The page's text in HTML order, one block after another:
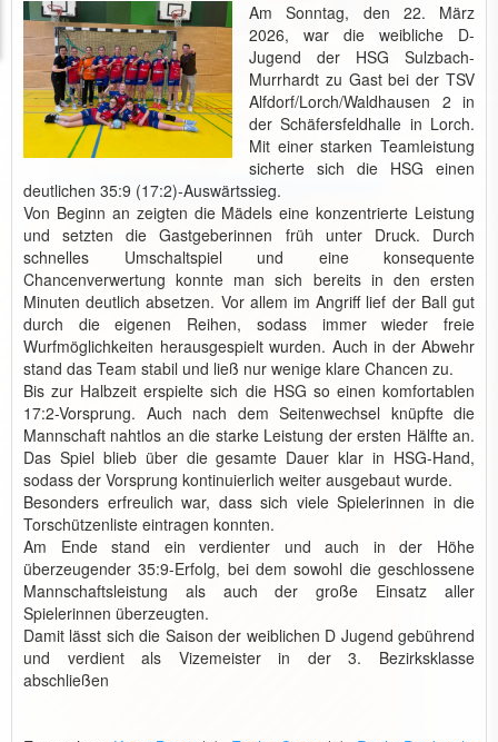
Am Sonntag, den 22. März
2026, war die weibliche D-
Jugend der HSG Sulzbach-
Murrhardt zu Gast bei der TSV
Alfdorf/Lorch/Waldhausen 2 in
der Schäfersfeldhalle in Lorch.
Mit einer starken Teamleistung
sicherte sich die HSG einen
deutlichen 35:9 (17:2)-Auswärtssieg.
Von Beginn an zeigten die Mädels eine konzentrierte Leistung
und setzten die Gastgeberinnen früh unter Druck. Durch
schnelles Umschaltspiel und eine konsequente
Chancenverwertung konnte man sich bereits in den ersten
Minuten deutlich absetzen. Vor allem im Angriff lief der Ball gut
durch die eigenen Reihen, sodass immer wieder freie
Wurfmöglichkeiten herausgespielt wurden. Auch in der Abwehr
stand das Team stabil und ließ nur wenige klare Chancen zu.
Bis zur Halbzeit erspielte sich die HSG so einen komfortablen
17:2-Vorsprung. Auch nach dem Seitenwechsel knüpfte die
Mannschaft nahtlos an die starke Leistung der ersten Hälfte an.
Das Spiel blieb über die gesamte Dauer klar in HSG-Hand,
sodass der Vorsprung kontinuierlich weiter ausgebaut wurde.
Besonders erfreulich war, dass sich viele Spielerinnen in die
Torschützenliste eintragen konnten.
Am Ende stand ein verdienter und auch in der Höhe
überzeugender 35:9-Erfolg, bei dem sowohl die geschlossene
Mannschaftsleistung als auch der große Einsatz aller
Spielerinnen überzeugten.
Damit lässt sich die Saison der weiblichen D Jugend gebührend
und verdient als Vizemeister in der 3. Bezirksklasse
abschließen